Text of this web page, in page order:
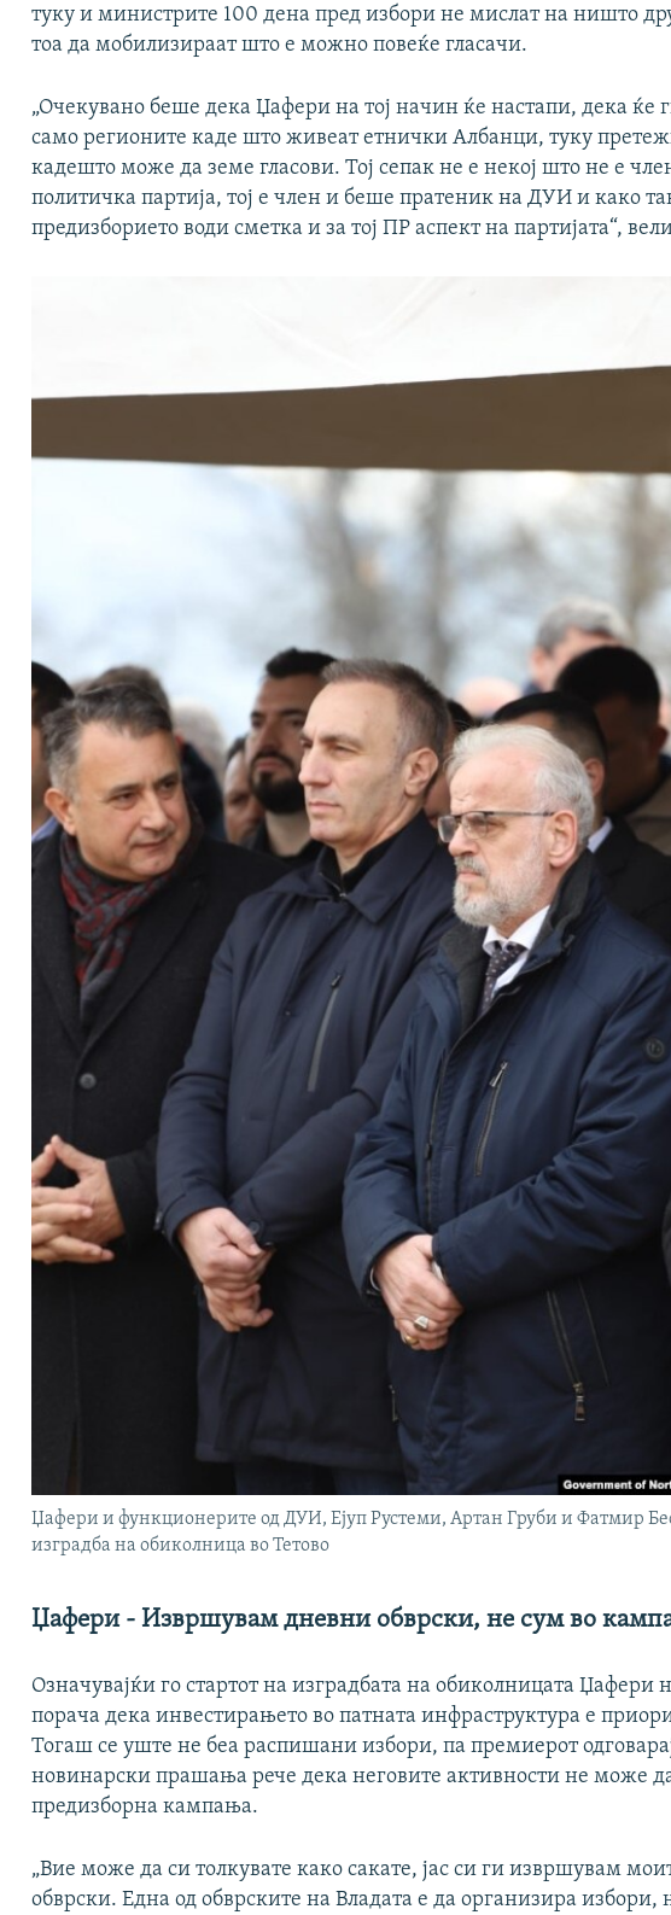
туку и министрите 100 дена пред избори не мислат на ништо
тоа да мобилизираат што е можно повеќе гласачи.
„Очекувано беше дека Џафери на тој начин ќе настапи, дека ќе
само регионите каде што живеат етнички Албанци, туку
кадешто може да земе гласови. Тој сепак не е некој што не е
политичка партија, тој е член и беше пратеник на ДУИ и како
предизборието води сметка и за тој ПР аспект на партијата“,
Џафери и функционерите од ДУИ, Ејуп Рустеми, Артан Груби и Фатмир
изградба на обиколница во Тетово
Џафери - Извршувам дневни обврски, не сум во
Означувајќи го стартот на изградбата на обиколницата Џафери
порача дека инвестирањето во патната инфраструктура е
Тогаш се уште не беа распишани избори, па премиерот
новинарски прашања рече дека неговите активности не може да
предизборна кампања.
„Вие може да си толкувате како сакате, јас си ги извршувам
обврски. Една од обврските на Владата е да организира избори,